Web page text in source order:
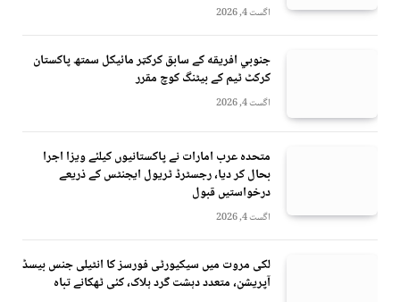
اگست 4, 2026
جنوبي افريقه کے سابق کرکټر مائیکل سمتھ پاکستان
کرکٹ ٹیم کے بیٹنگ کوچ مقرر
اگست 4, 2026
متحدہ عرب امارات نے پاکستانیوں کیلئے ویزا اجرا
بحال کر دیا، رجسٹرڈ ٹریول ایجنٹس کے ذریعے
درخواستیں قبول
اگست 4, 2026
لکی مروت میں سیکیورٹی فورسز کا انٹیلی جنس بیسڈ
آپریشن، متعدد دہشت گرد ہلاک، کئی ٹھکانے تباہ